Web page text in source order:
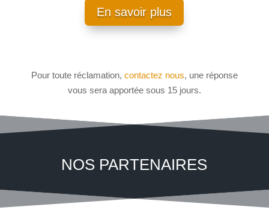
En savoir plus
Pour toute réclamation, contactez nous, une réponse
vous sera apportée sous 15 jours.
NOS PARTENAIRES